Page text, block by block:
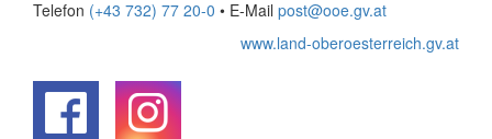
Telefon (+43 732) 77 20-0 • E-Mail post@ooe.gv.at
www.land-oberoesterreich.gv.at